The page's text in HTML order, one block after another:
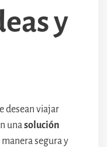
y
desean viajar
unasolución
segura y